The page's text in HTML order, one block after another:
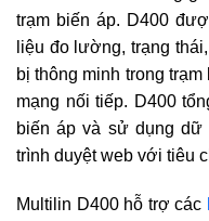
trạm biến áp. D400
liệu đo lường, trạng
bị thông minh trong
mạng nối tiếp. D400
biến áp và sử dụng
trình duyệt web với tiêu
Multilin D400 hỗ trợ các